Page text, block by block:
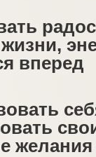
желания
вперед